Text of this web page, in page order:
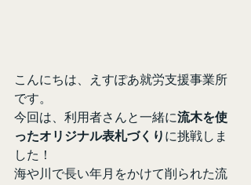
こんにちは、えすぽあ就労支援事業所
です。
今回は、利用者さんと一緒に流木を使
ったオリジナル表札づくり に挑戦しま
した！
海や川で長い年月をかけて削られた流